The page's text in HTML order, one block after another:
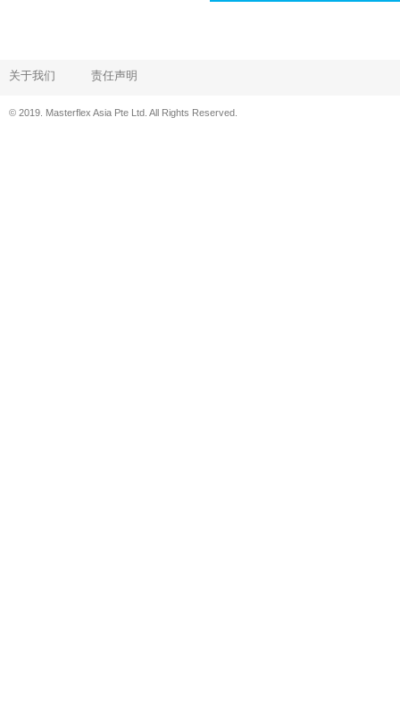
关于我们 责任声明
© 2019. Masterflex Asia Pte Ltd. All Rights Reserved.